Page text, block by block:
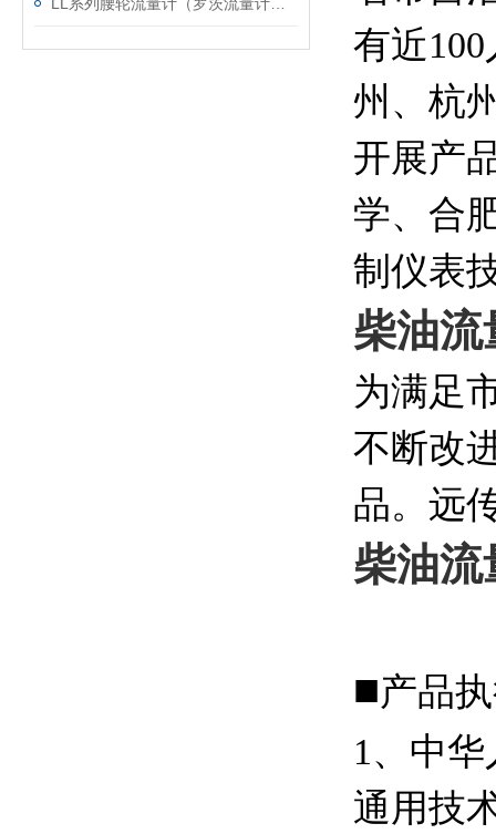
有近
州、杭
开展产
学、合
制仪表
柴油流
为满足
不断改
品。远
柴油流
■产品
1、中
通用技